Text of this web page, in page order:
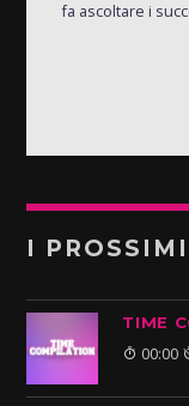
fa ascoltare i
I
TIME
00:00